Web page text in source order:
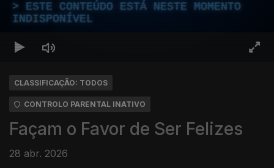
ESTE CONTEÚDO ESTÁ NESTE MOMENTO
INDISPONÍVEL
CLASSIFICAÇÃO: TODOS
CONTROLO PARENTAL INATIVO
Façam o Favor de Ser Felizes
28 abr. 2026